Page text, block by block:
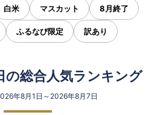
白米 マスカット 8月終了
ふるなび限定 訳あり
総合人気ランキング
年8月1日～2026年8月7日